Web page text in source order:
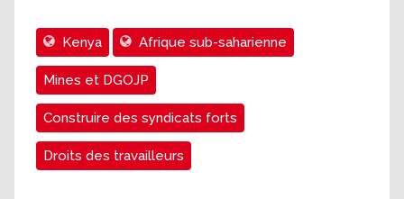
Kenya Afrique sub-saharienne
Mines et DGOJP
Construire des syndicats forts
Droits des travailleurs